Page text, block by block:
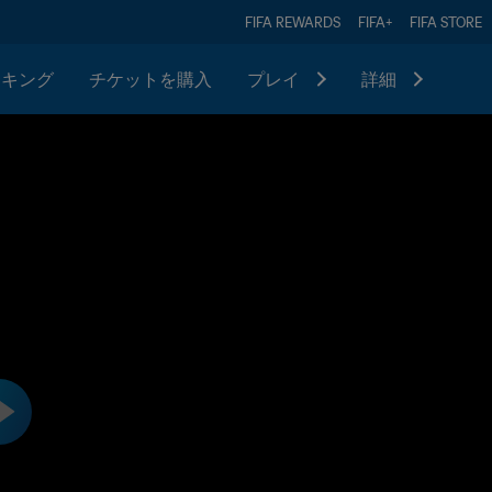
FIFA REWARDS FIFA+ FIFA STORE
ング チケットを購入 プレイ 詳細